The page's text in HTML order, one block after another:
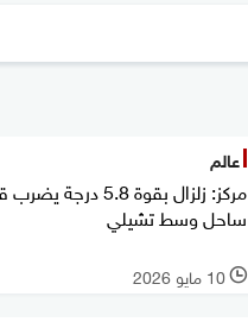
عالم
مركز: زلزال بقوة 5.8 درجة
ساحل وسط تشيلي
l 10 مايو 2026